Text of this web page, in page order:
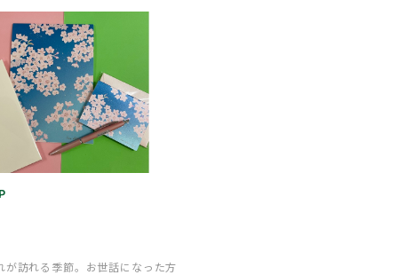
が訪れる季節。お世話になった方